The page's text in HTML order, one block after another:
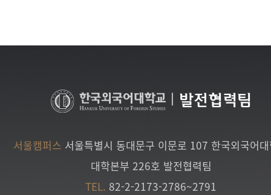
| 발전협력팀
서울캠퍼스 서울특별시 동대문구 이문로 107 한국외국어
대학본부 226호 발전협력팀
TEL. 82-2-2173-2786~2791